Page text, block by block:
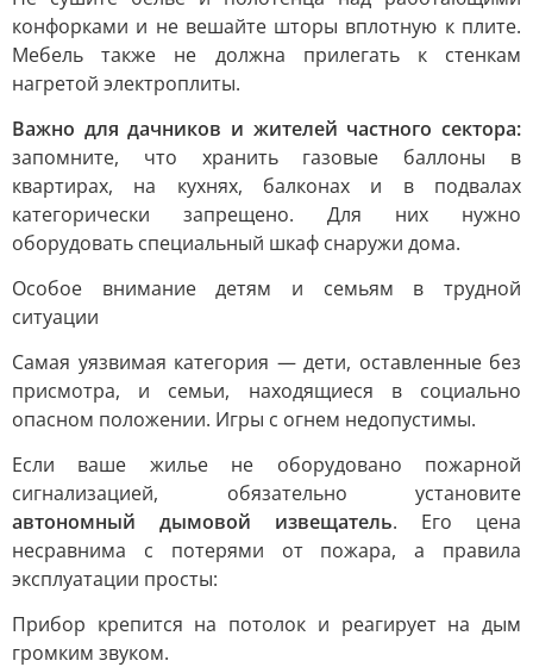
конфорками и не вешайте шторы вплотную к плите.
Мебель также не должна прилегать к стенкам
нагретой электроплиты.
Важно для дачников и жителей частного сектора:
запомните, что хранить газовые баллоны в
квартирах, на кухнях, балконах и в подвалах
категорически запрещено. Для них нужно
оборудовать специальный шкаф снаружи дома.
Особое внимание детям и семьям в трудной
ситуации
Самая уязвимая категория — дети, оставленные без
присмотра, и семьи, находящиеся в социально
опасном положении. Игры с огнем недопустимы.
Если ваше жилье не оборудовано пожарной
сигнализацией, обязательно установите
автономный дымовой извещатель. Его цена
несравнима с потерями от пожара, а правила
эксплуатации просты:
Прибор крепится на потолок и реагирует на дым
громким звуком.